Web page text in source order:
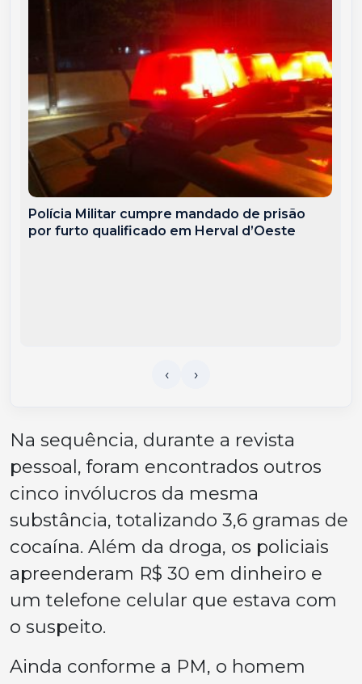
Polícia Militar cumpre mandado de prisão
por furto qualificado em Herval d’Oeste
Na sequência, durante a revista
pessoal, foram encontrados outros
cinco invólucros da mesma
substância, totalizando 3,6 gramas de
cocaína. Além da droga, os policiais
apreenderam R$ 30 em dinheiro e
um telefone celular que estava com
o suspeito.
Ainda conforme a PM, o homem